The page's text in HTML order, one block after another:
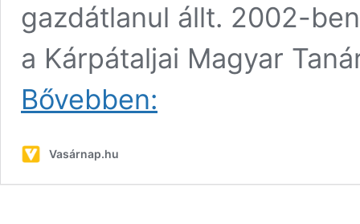
gazdátlanul állt. 2002-
a Kárpátaljai Magyar
Bővebben:
Vasárnap.hu